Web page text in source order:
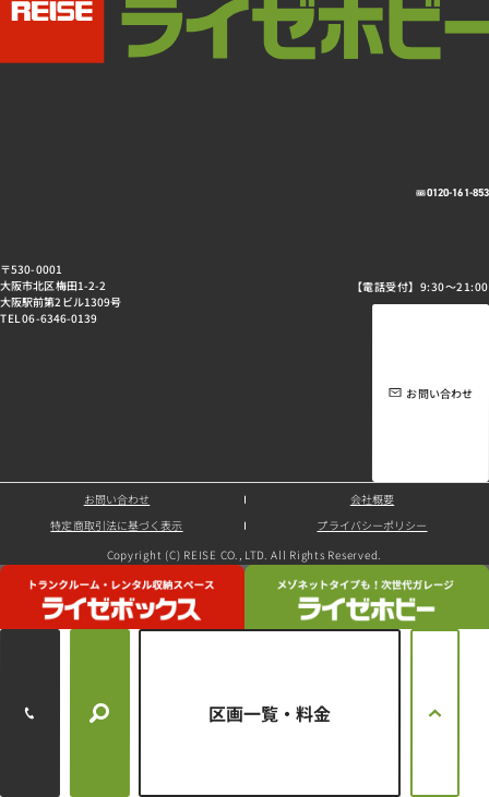
区画一覧・料金
〒530-0001
大阪市北区梅田1-2-2
大阪駅前第2ビル1309号
TEL 06-6346-0139
0120-161-853
【電話受付】9:30～21:00
お問い合わせ
お問い合わせ 会社概要
特定商取引法に基づく表示 プライバシーポリシー
Copyright (C) REISE CO., LTD. All Rights Reserved.